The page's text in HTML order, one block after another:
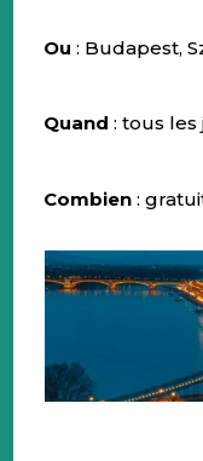
Ou : Budapest,
Quand : tous les
Combien :